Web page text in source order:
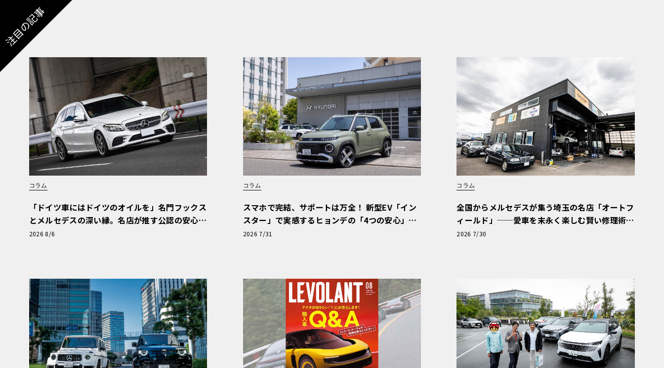
注目の記事
コラム
「ドイツ車にはドイツのオイルを」名門フックス
とメルセデスの深い縁。名店が推す公認の安心
と、Cクラスで味わうシルキーな走り〈PR〉
2026 8/6
コラム
スマホで完結、サポートは万全！ 新型EV「イン
スター」で実感するヒョンデの「4つの安心」
【第1回・ヒョンデ6つの疑問：Why? Hyunda
2026 7/31
コラム
全国からメルセデスが集う埼玉の名店「オートフ
ィールド」──愛車を末永く楽しむ賢い修理術
と、プロがフックス製オイルを選ぶ理由〈PR〉
2026 7/30